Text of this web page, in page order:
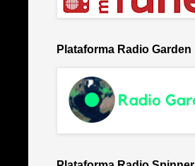
Plataforma Radio Garden